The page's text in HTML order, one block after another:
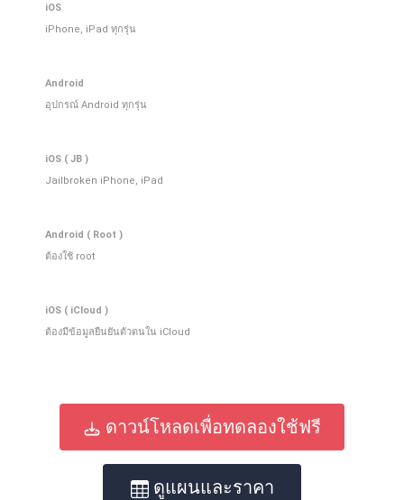
iOS
iPhone, iPad ทุกรุ่น
Android
อุปกรณ์ Android ทุกรุ่น
iOS ( JB )
Jailbroken iPhone, iPad
Android ( Root )
ต้องใช้ root
iOS ( iCloud )
ต้องมีข้อมูลยืนยันตัวตนใน iCloud
ดาวน์โหลดเพื่อทดลองใช้ฟรี
ดูแผนและราคา